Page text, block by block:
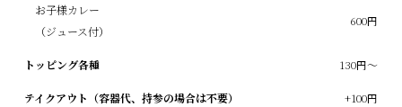
お子様カレー
（ジュース付）
600円
トッピング各種 130円～
テイクアウト（容器代、持参の場合は不要） +100円